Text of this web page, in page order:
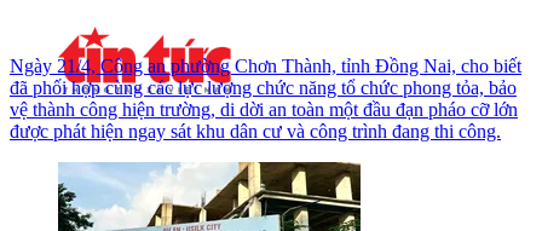
Ngày 21/4, Công an phường Chơn Thành, tỉnh Đồng Nai, cho biết
đã phối hợp cùng các lực lượng chức năng tổ chức phong tỏa, bảo
vệ thành công hiện trường, di dời an toàn một đầu đạn pháo cỡ lớn
được phát hiện ngay sát khu dân cư và công trình đang thi công.